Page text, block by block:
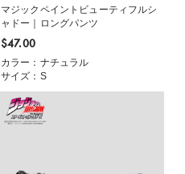
マジックペイントビューティフルシ
ャドー｜ロングパンツ
$‌47.00
カラー：ナチュラル
サイズ：S